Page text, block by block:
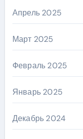
Апрель 2025
Март 2025
Февраль 2025
Январь 2025
Декабрь 2024